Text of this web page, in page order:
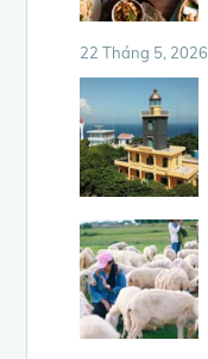
22 Tháng 5, 2026